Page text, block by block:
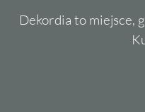
Dekordia to miejsce,